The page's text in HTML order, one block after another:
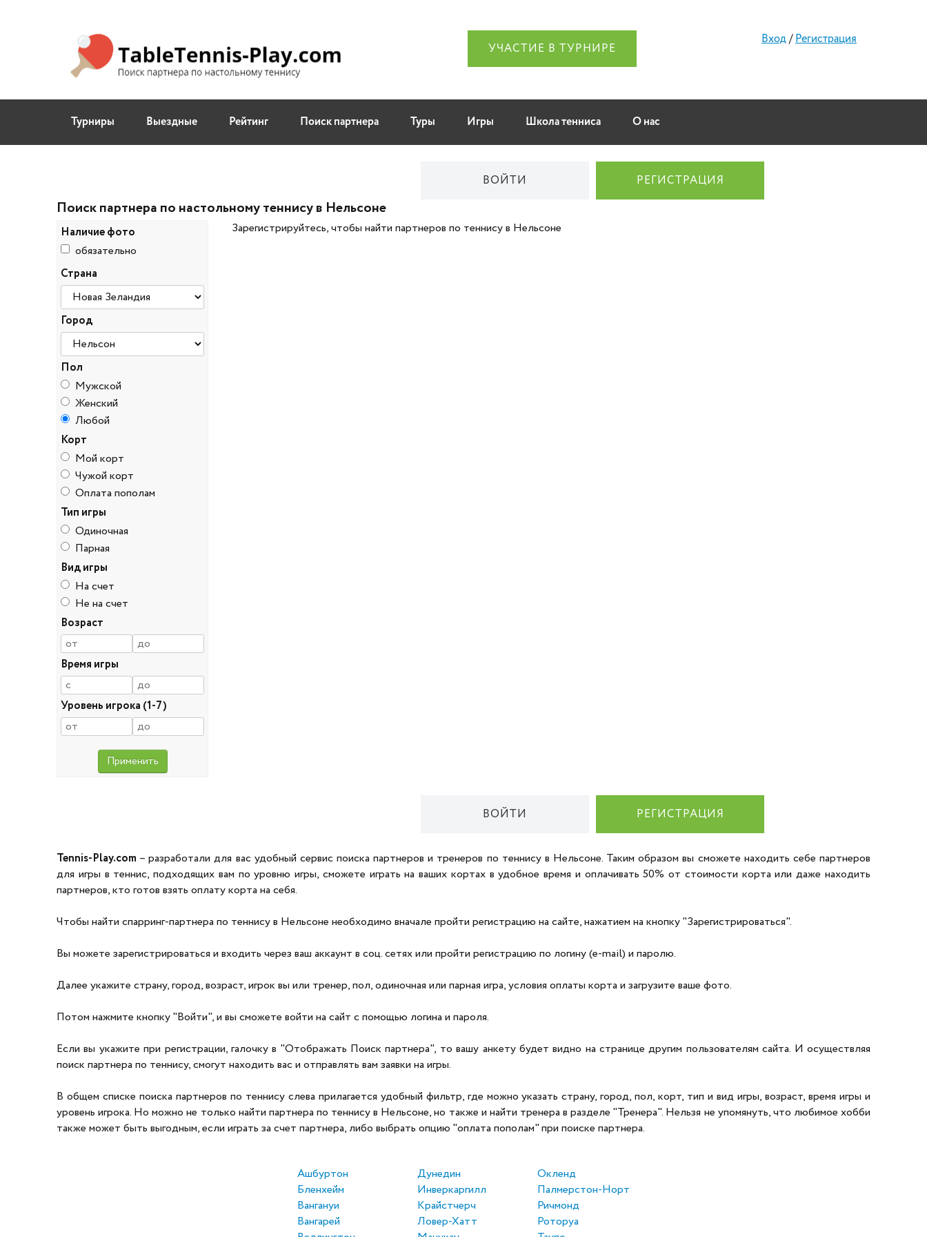
УЧАСТИЕ В ТУРНИРЕ
Вход/Регистрация
Турниры Выездные Рейтинг Поиск партнера Туры Игры Школа тенниса О нас
Поиск партнера по настольному теннису в Нельсоне
РЕГИСТРАЦИЯ
ВОЙТИ
Наличие фото
обязательно
Страна
Город
Пол
Мужской
Женский
Любой
Корт
Мой корт
Чужой корт
Оплата пополам
Тип игры
Одиночная
Парная
Вид игры
На счет
Не на счет
Возраст
Время игры
Уровень игрока (1-7)
Зарегистрируйтесь, чтобы найти партнеров по теннису в Нельсоне
РЕГИСТРАЦИЯ
ВОЙТИ
Tennis-Play.com – разработали для вас удобный сервис поиска партнеров и тренеров по теннису в Нельсоне. Таким образом вы сможете находить себе партнеров
для игры в теннис, подходящих вам по уровню игры, сможете играть на ваших кортах в удобное время и оплачивать 50% от стоимости корта или даже находить
партнеров, кто готов взять оплату корта на себя.
Чтобы найти спарринг-партнера по теннису в Нельсоне необходимо вначале пройти регистрацию на сайте, нажатием на кнопку "Зарегистрироваться".
Вы можете зарегистрироваться и входить через ваш аккаунт в соц. сетях или пройти регистрацию по логину (e-mail) и паролю.
Далее укажите страну, город, возраст, игрок вы или тренер, пол, одиночная или парная игра, условия оплаты корта и загрузите ваше фото.
Потом нажмите кнопку "Войти", и вы сможете войти на сайт с помощью логина и пароля.
Если вы укажите при регистрации, галочку в "Отображать Поиск партнера", то вашу анкету будет видно на странице другим пользователям сайта. И осуществляя
поиск партнера по теннису, смогут находить вас и отправлять вам заявки на игры.
В общем списке поиска партнеров по теннису слева прилагается удобный фильтр, где можно указать страну, город, пол, корт, тип и вид игры, возраст, время игры и
уровень игрока. Но можно не только найти партнера по теннису в Нельсоне, но также и найти тренера в разделе "Тренера". Нельзя не упомянуть, что любимое хобби
также может быть выгодным, если играть за счет партнера, либо выбрать опцию "оплата пополам" при поиске партнера.
Ашбуртон
Бленхейм
Вангануи
Вангарей
Дунедин
Инверкаргилл
Крайстчерч
Ловер-Хатт
Окленд
Палмерстон-Норт
Ричмонд
Роторуа